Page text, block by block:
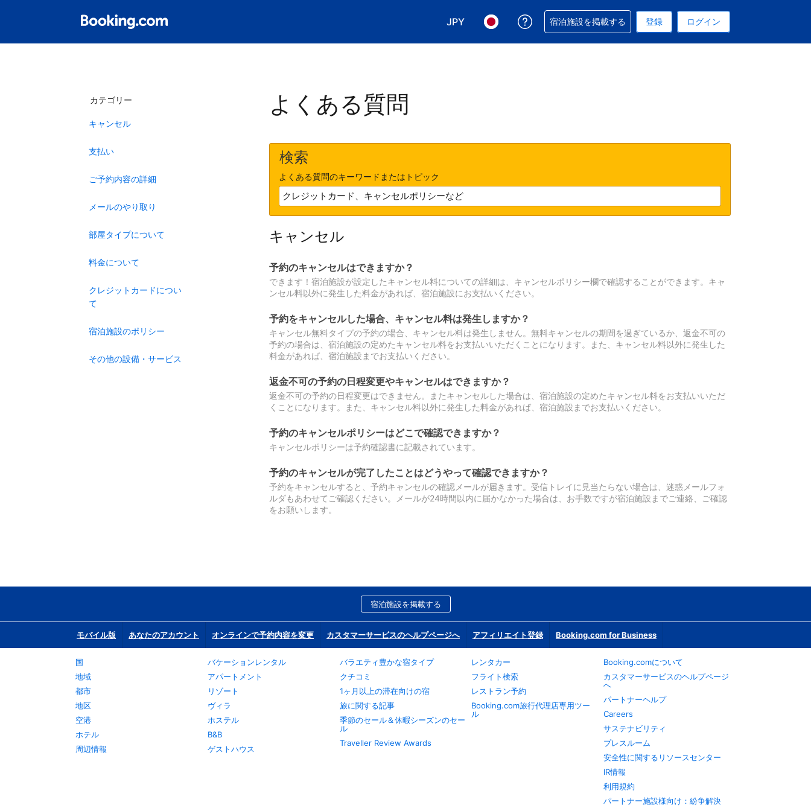
JPY
表示通貨を選択. 現在選択中の表示通貨は円です
言語を選択. 現在選択中の言語は日本語です
予約に関するサポートを受けられます
宿泊施設を掲載する 登録 ログイン
カテゴリー
キャンセル
支払い
ご予約内容の詳細
メールのやり取り
部屋タイプについて
料金について
クレジットカードについ
て
宿泊施設のポリシー
その他の設備・サービス
よくある質問
検索
よくある質問のキーワードまたはトピック
キャンセル
予約のキャンセルはできますか？
できます！宿泊施設が設定したキャンセル料についての詳細は、キャンセルポリシー欄で確認することができます。キャ
ンセル料以外に発生した料金があれば、宿泊施設にお支払いください。
予約をキャンセルした場合、キャンセル料は発生しますか？
キャンセル無料タイプの予約の場合、キャンセル料は発生しません。無料キャンセルの期間を過ぎているか、返金不可の
予約の場合は、宿泊施設の定めたキャンセル料をお支払いいただくことになります。また、キャンセル料以外に発生した
料金があれば、宿泊施設までお支払いください。
返金不可の予約の日程変更やキャンセルはできますか？
返金不可の予約の日程変更はできません。またキャンセルした場合は、宿泊施設の定めたキャンセル料をお支払いいただ
くことになります。また、キャンセル料以外に発生した料金があれば、宿泊施設までお支払いください。
予約のキャンセルポリシーはどこで確認できますか？
キャンセルポリシーは予約確認書に記載されています。
予約のキャンセルが完了したことはどうやって確認できますか？
予約をキャンセルすると、予約キャンセルの確認メールが届きます。受信トレイに見当たらない場合は、迷惑メールフォ
ルダもあわせてご確認ください。メールが24時間以内に届かなかった場合は、お手数ですが宿泊施設までご連絡、ご確認
をお願いします。
宿泊施設を掲載する
モバイル版 あなたのアカウント オンラインで予約内容を変更 カスタマーサービスのヘルプページへ アフィリエイト登録 Booking.com for Business
国
地域
都市
地区
空港
ホテル
周辺情報
バケーションレンタル
アパートメント
リゾート
ヴィラ
ホステル
B&B
ゲストハウス
バラエティ豊かな宿タイプ
クチコミ
1ヶ月以上の滞在向けの宿
旅に関する記事
季節のセール＆休暇シーズンのセー
ル
Traveller Review Awards
レンタカー
フライト検索
レストラン予約
Booking.com旅行代理店専用ツー
ル
Booking.comについて
カスタマーサービスのヘルプページ
へ
パートナーヘルプ
Careers
サステナビリティ
プレスルーム
安全性に関するリソースセンター
IR情報
利用規約
パートナー施設様向け：紛争解決